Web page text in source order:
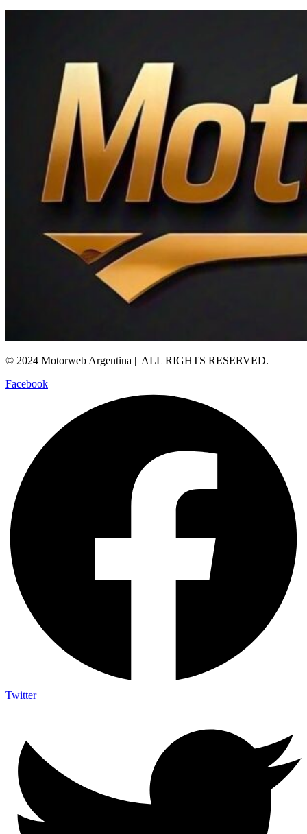
© 2024 Motorweb Argentina | ALL RIGHTS RESERVED.
Facebook
Twitter